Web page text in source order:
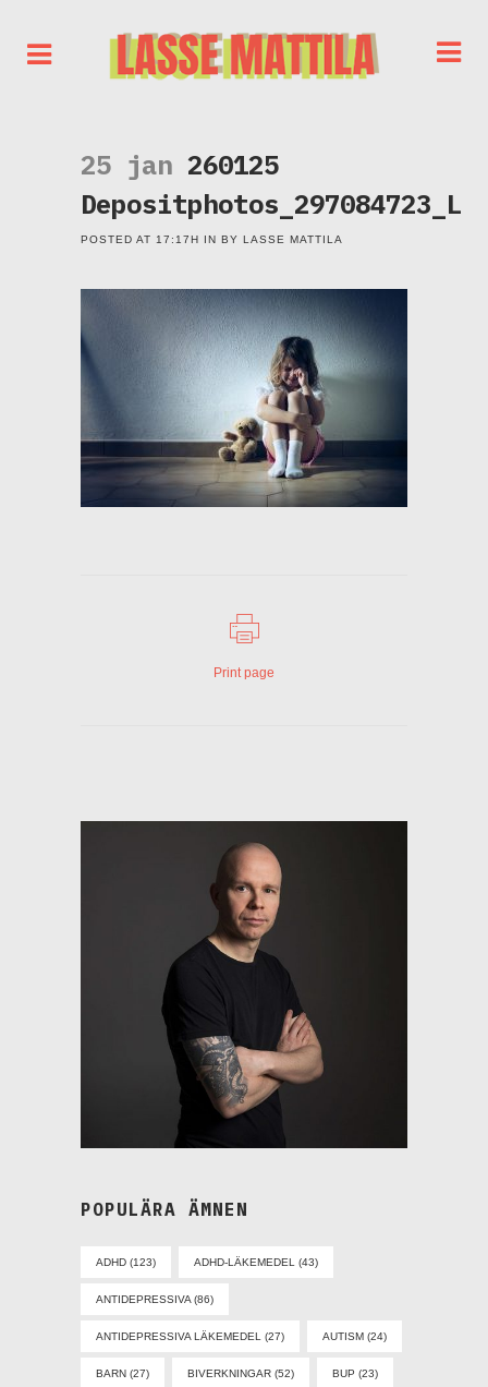
25 jan 260125
Depositphotos_297084723_L
POSTED AT 17:17H IN BY LASSE MATTILA
Print page
POPULÄRA ÄMNEN
ADHD (123) ADHD-LÄKEMEDEL (43)
ANTIDEPRESSIVA (86)
ANTIDEPRESSIVA LÄKEMEDEL (27) AUTISM (24)
BARN (27) BIVERKNINGAR (52) BUP (23)